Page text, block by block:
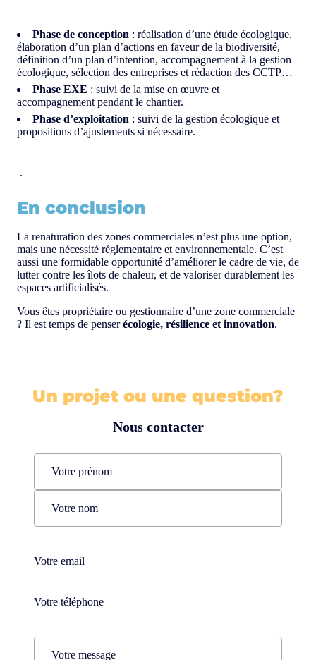
Phase de conception : réalisation d’une étude écologique,
élaboration d’un plan d’actions en faveur de la biodiversité,
définition d’un plan d’intention, accompagnement à la gestion
écologique, sélection des entreprises et rédaction des CCTP…
Phase EXE : suivi de la mise en œuvre et
accompagnement pendant le chantier.
Phase d’exploitation : suivi de la gestion écologique et
propositions d’ajustements si nécessaire.
.
En conclusion
La renaturation des zones commerciales n’est plus une option,
mais une nécessité réglementaire et environnementale. C’est
aussi une formidable opportunité d’améliorer le cadre de vie, de
lutter contre les îlots de chaleur, et de valoriser durablement les
espaces artificialisés.
Vous êtes propriétaire ou gestionnaire d’une zone commerciale
? Il est temps de penserécologie, résilience et innovation.
Un projet ou une question?
Nous contacter
Name
Prénom
Téléphone(Nécessaire)
Téléphone(Nécessaire)
Comments